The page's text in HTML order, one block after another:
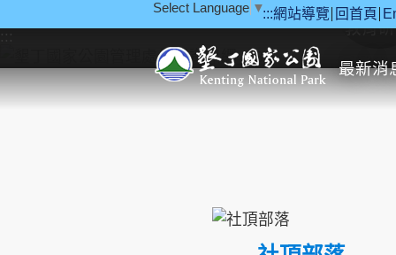
:::網站導覽 回首頁
Select Language ▼
最新消
::: 教育